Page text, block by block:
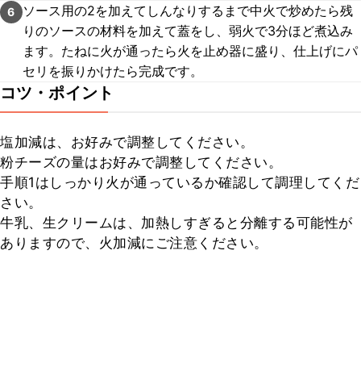
6
ソース用の2を加えてしんなりするまで中火で炒めたら残
りのソースの材料を加えて蓋をし、弱火で3分ほど煮込み
ます。たねに火が通ったら火を止め器に盛り、仕上げにパ
セリを振りかけたら完成です。
コツ・ポイント
塩加減は、お好みで調整してください。
粉チーズの量はお好みで調整してください。
手順1はしっかり火が通っているか確認して調理してくだ
さい。
牛乳、生クリームは、加熱しすぎると分離する可能性が
ありますので、火加減にご注意ください。